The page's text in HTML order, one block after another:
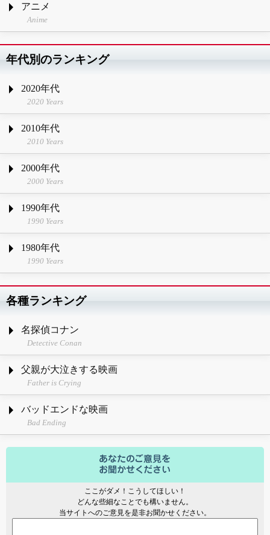
アニメ
Anime
年代別のランキング
2020年代
2020 Years
2010年代
2010 Years
2000年代
2000 Years
1990年代
1990 Years
1980年代
1990 Years
各種ランキング
名探偵コナン
Detective Conan
父親が大泣きする映画
Father is Crying
バッドエンドな映画
Bad Ending
ここがダメ！こうしてほしい！
どんな些細なことでも構いません。
当サイトへのご意見を是非お聞かせください。